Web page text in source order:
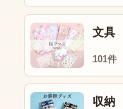
文具
101件
収納